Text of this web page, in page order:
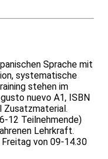
Sprache mit
systematische
stehen im
nuevo A1, ISBN
12 Teilnehmende)
Lehrkraft.
von 09-14.30